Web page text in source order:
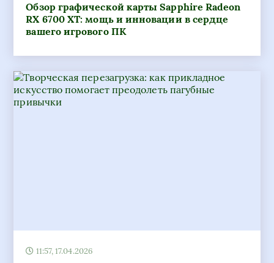
Обзор графической карты Sapphire Radeon
RX 6700 XT: мощь и инновации в сердце
вашего игрового ПК
11:57, 17.04.2026